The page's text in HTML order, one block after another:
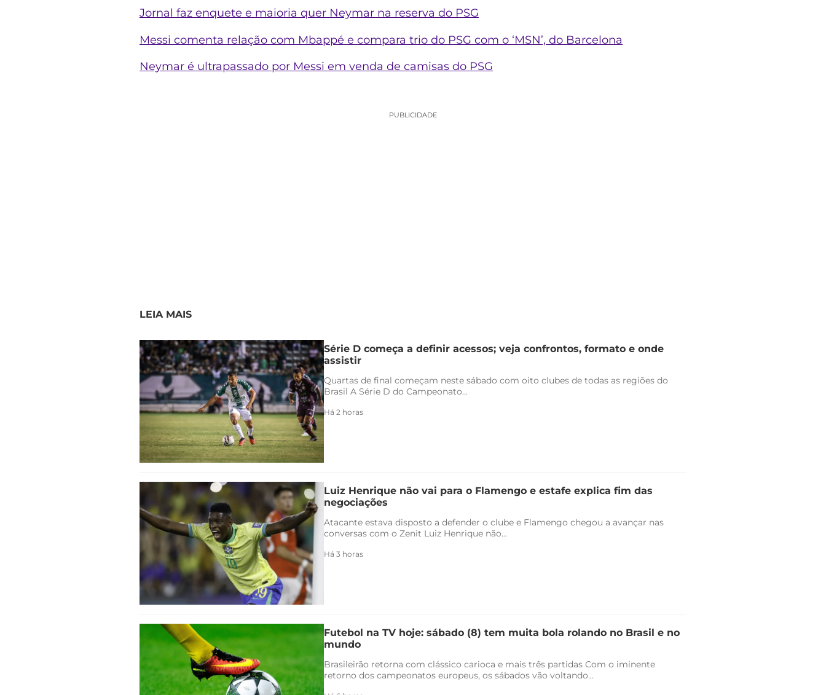
Jornal faz enquete e maioria quer Neymar na reserva do PSG
Messi comenta relação com Mbappé e compara trio do PSG com o ‘MSN’, do Barcelona
Neymar é ultrapassado por Messi em venda de camisas do PSG
PUBLICIDADE
LEIA MAIS
Série D começa a definir acessos; veja confrontos, formato e onde
assistir
Quartas de final começam neste sábado com oito clubes de todas as regiões do
Brasil A Série D do Campeonato...
Há 2 horas
Luiz Henrique não vai para o Flamengo e estafe explica fim das
negociações
Atacante estava disposto a defender o clube e Flamengo chegou a avançar nas
conversas com o Zenit Luiz Henrique não...
Há 3 horas
Futebol na TV hoje: sábado (8) tem muita bola rolando no Brasil e no
mundo
Brasileirão retorna com clássico carioca e mais três partidas Com o iminente
retorno dos campeonatos europeus, os sábados vão voltando...